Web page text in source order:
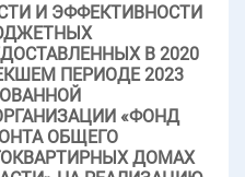
И ЭФФЕКТИВНОСТИ
В 2020
ПЕРИОДЕ 2023
«ФОНД
ОБЩЕГО
ДОМАХ